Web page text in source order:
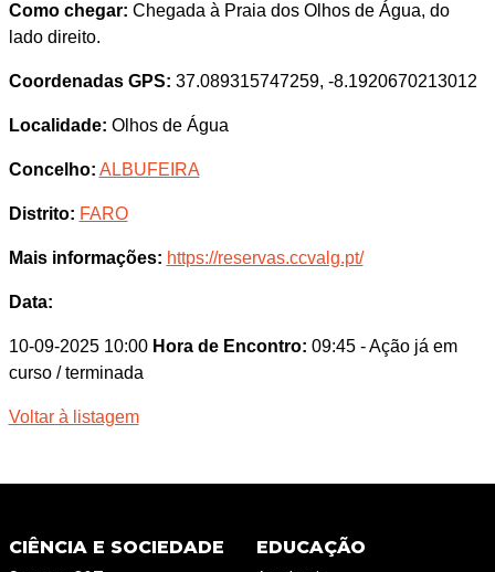
Como chegar: Chegada à Praia dos Olhos de Água, do
lado direito.
Coordenadas GPS: 37.089315747259, -8.1920670213012
Localidade: Olhos de Água
Concelho: ALBUFEIRA
Distrito: FARO
Mais informações: https://reservas.ccvalg.pt/
Data:
10-09-2025 10:00 Hora de Encontro: 09:45 - Ação já em
curso / terminada
Voltar à listagem
CIÊNCIA E SOCIEDADE EDUCAÇÃO